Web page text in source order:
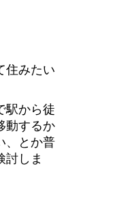
住みたい
駅から徒
動するか
、とか普
討しま